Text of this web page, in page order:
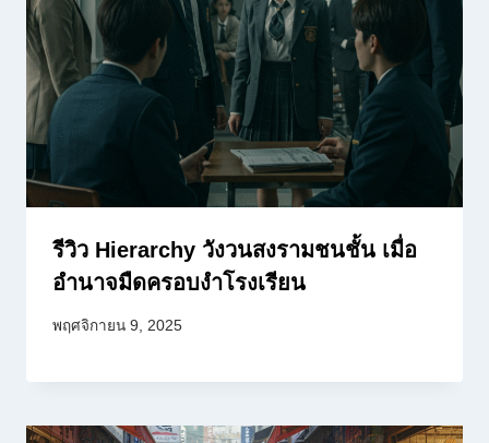
รีวิว Hierarchy วังวนสงรามชนชั้น เมื่อ
อำนาจมืดครอบงำโรงเรียน
พฤศจิกายน 9, 2025